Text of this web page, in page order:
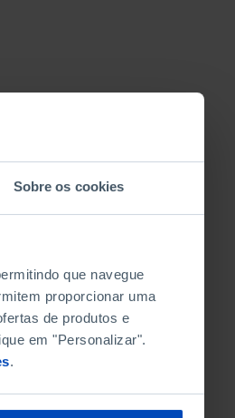
Sobre os cookies
que navegue
proporcionar uma
de produtos e
em "Personalizar".
.